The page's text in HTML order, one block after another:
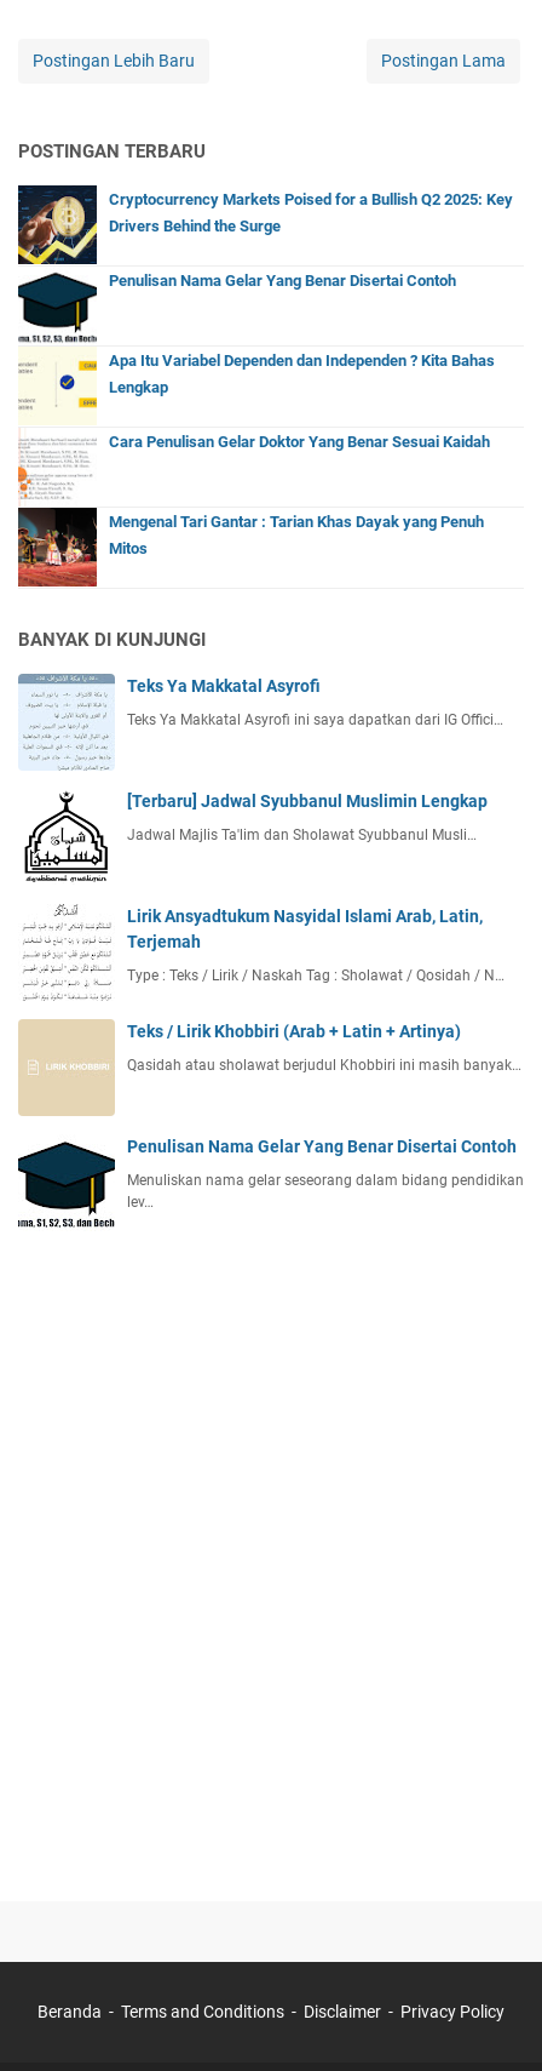
Postingan Lebih Baru Postingan Lama
POSTINGAN TERBARU
Cryptocurrency Markets Poised for a Bullish Q2 2025: Key
Drivers Behind the Surge
Penulisan Nama Gelar Yang Benar Disertai Contoh
Apa Itu Variabel Dependen dan Independen ? Kita Bahas
Lengkap
Cara Penulisan Gelar Doktor Yang Benar Sesuai Kaidah
Mengenal Tari Gantar : Tarian Khas Dayak yang Penuh
Mitos
BANYAK DI KUNJUNGI
Teks Ya Makkatal Asyrofi
Teks Ya Makkatal Asyrofi ini saya dapatkan dari IG Offici…
[Terbaru] Jadwal Syubbanul Muslimin Lengkap
Jadwal Majlis Ta'lim dan Sholawat Syubbanul Musli…
Lirik Ansyadtukum Nasyidal Islami Arab, Latin,
Terjemah
Type : Teks / Lirik / Naskah Tag : Sholawat / Qosidah / N…
Teks / Lirik Khobbiri (Arab + Latin + Artinya)
Qasidah atau sholawat berjudul Khobbiri ini masih banyak…
Penulisan Nama Gelar Yang Benar Disertai Contoh
Menuliskan nama gelar seseorang dalam bidang pendidikan
lev…
Beranda Terms and Conditions Disclaimer Privacy Policy